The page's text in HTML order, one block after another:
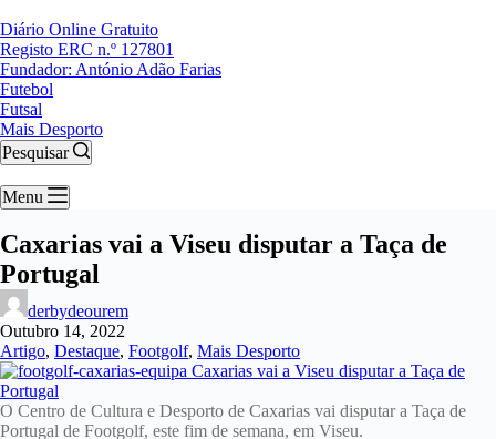
Diário Online Gratuito
Registo ERC n.º 127801
Fundador: António Adão Farias
Futebol
Futsal
Mais Desporto
Pesquisar
Menu
Caxarias vai a Viseu disputar a Taça de
Portugal
derbydeourem
Outubro 14, 2022
Artigo, Destaque, Footgolf, Mais Desporto
O Centro de Cultura e Desporto de Caxarias vai disputar a Taça de
Portugal de Footgolf, este fim de semana, em Viseu.